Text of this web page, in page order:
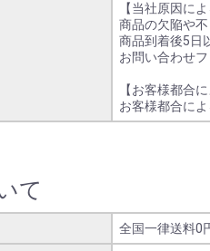
【当社原因によ
商品の欠陥や
商品到着後5日
お問い合わせ
【お客様都合
お客様都合に
て
全国一律送料0